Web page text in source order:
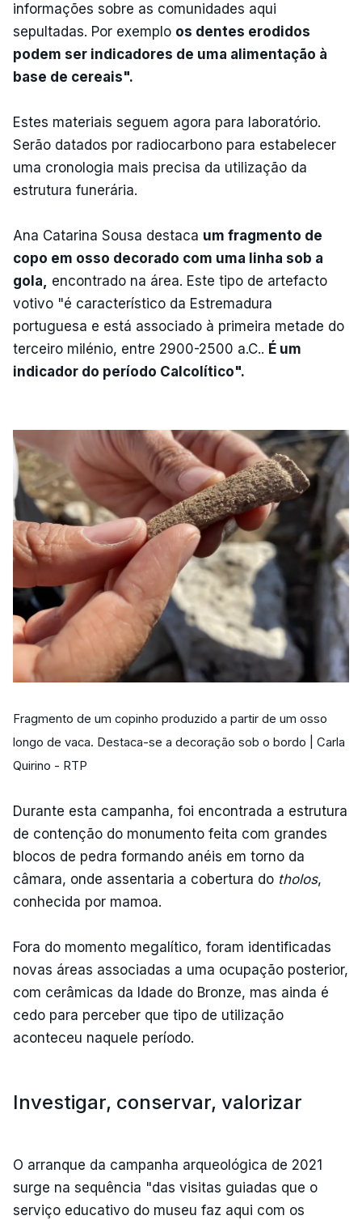
informações sobre as comunidades aqui
sepultadas. Por exemplo os dentes erodidos
podem ser indicadores de uma alimentação à
base de cereais".
Estes materiais seguem agora para laboratório.
Serão datados por radiocarbono para estabelecer
uma cronologia mais precisa da utilização da
estrutura funerária.
Ana Catarina Sousa destaca um fragmento de
copo em osso decorado com uma linha sob a
gola, encontrado na área. Este tipo de artefacto
votivo "é característico da Estremadura
portuguesa e está associado à primeira metade do
terceiro milénio, entre 2900-2500 a.C.. É um
indicador do período Calcolítico".
Fragmento de um copinho produzido a partir de um osso
longo de vaca. Destaca-se a decoração sob o bordo | Carla
Quirino - RTP
Durante esta campanha, foi encontrada a estrutura
de contenção do monumento feita com grandes
blocos de pedra formando anéis em torno da
câmara, onde assentaria a cobertura do tholos,
conhecida por mamoa.
Fora do momento megalítico, foram identificadas
novas áreas associadas a uma ocupação posterior,
com cerâmicas da Idade do Bronze, mas ainda é
cedo para perceber que tipo de utilização
aconteceu naquele período.
Investigar, conservar, valorizar
O arranque da campanha arqueológica de 2021
surge na sequência "das visitas guiadas que o
serviço educativo do museu faz aqui com os